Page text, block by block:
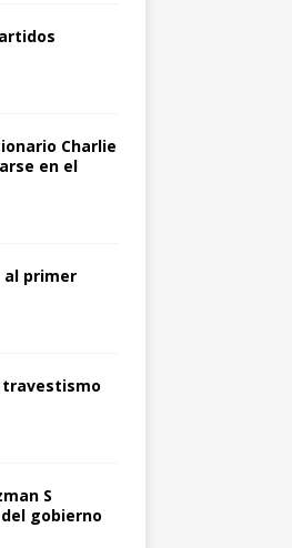
Charlie
en el
al primer
travestismo
S
gobierno